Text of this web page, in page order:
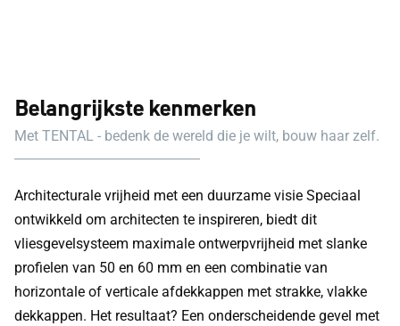
Belangrijkste kenmerken
Met TENTAL - bedenk de wereld die je wilt, bouw haar zelf.
Architecturale vrijheid met een duurzame visie Speciaal
ontwikkeld om architecten te inspireren, biedt dit
vliesgevelsysteem maximale ontwerpvrijheid met slanke
profielen van 50 en 60 mm en een combinatie van
horizontale of verticale afdekkappen met strakke, vlakke
dekkappen. Het resultaat? Een onderscheidende gevel met